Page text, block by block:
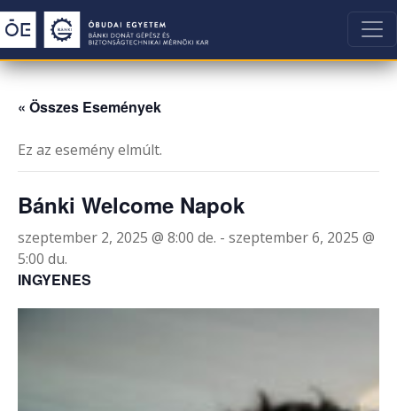
« Összes Események
Ez az esemény elmúlt.
Bánki Welcome Napok
szeptember 2, 2025 @ 8:00 de. - szeptember 6, 2025 @
5:00 du.
INGYENES